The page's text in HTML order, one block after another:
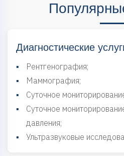
Диагностические
▪
Рентгенография;
▪
Маммография;
▪
Суточное
▪
Суточное
давления;
▪
Ультразвуковые